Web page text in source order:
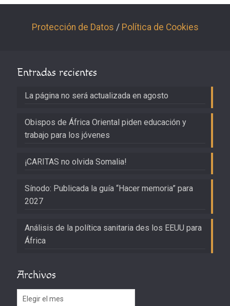
Protección de Datos / Política de Cookies
Entradas recientes
La página no será actualizada en agosto
Obispos de África Oriental piden educación y
trabajo para los jóvenes
¡CARITAS no olvida Somalia!
Sínodo: Publicada la guía “Hacer memoria” para
2027
Análisis de la política sanitaria des los EEUU para
África
Archivos
Archivos